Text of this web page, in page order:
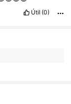
Útil (0)